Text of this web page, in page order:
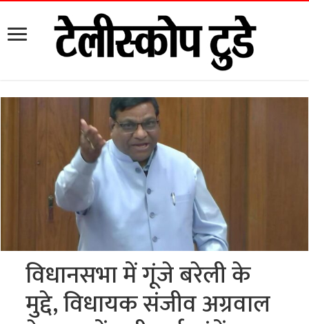
विधानसभा में गूंजे बरेली के
मुद्दे, विधायक संजीव अग्रवाल